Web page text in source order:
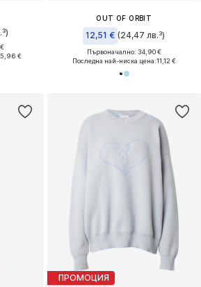
€
OUT OF ORBIT
12,51 € (24,47 лв.³)
Първоначално: 34,90 €
Последна най-ниска цена:11,12 €
ПРОМОЦИЯ